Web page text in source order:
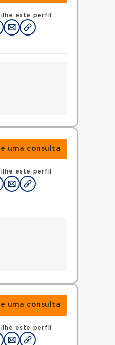
este perfil
uma consulta
este perfil
uma consulta
este perfil